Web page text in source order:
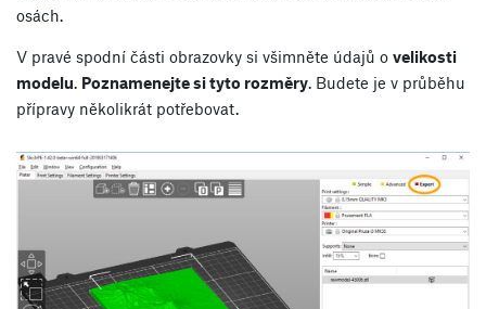
osách.
V pravé spodní části obrazovky si všimněte údajů o velikosti
modelu. Poznamenejte si tyto rozměry. Budete je v průběhu
přípravy několikrát potřebovat.